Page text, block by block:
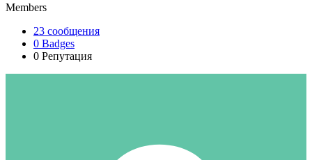
Members
23 сообщения
0 Badges
0 Репутация